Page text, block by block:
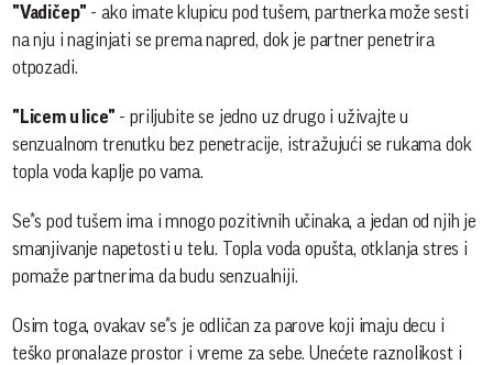
"Vadičep" - ako imate klupicu pod tušem, partnerka može sesti
na nju i naginjati se prema napred, dok je partner penetrira
otpozadi.
"Licem u lice" - priljubite se jedno uz drugo i uživajte u
senzualnom trenutku bez penetracije, istražujući se rukama dok
topla voda kaplje po vama.
Se*s pod tušem ima i mnogo pozitivnih učinaka, a jedan od njih je
smanjivanje napetosti u telu. Topla voda opušta, otklanja stres i
pomaže partnerima da budu senzualniji.
Osim toga, ovakav se*s je odličan za parove koji imaju decu i
teško pronalaze prostor i vreme za sebe. Unećete raznolikost i